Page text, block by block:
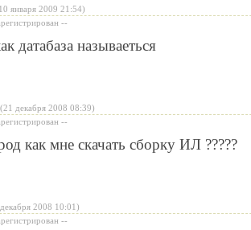
января 2009 21:54)
--
датабаза называеться
(21 декабря 2008 08:39)
--
как мне скачать сборку ИЛ ?????
2008 10:01)
--